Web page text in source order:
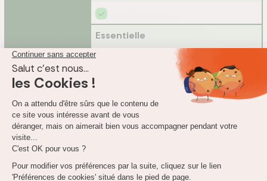
Garde des
enfants
Essentielle
Livraison
repas/médicaments
Essentielle
Confort